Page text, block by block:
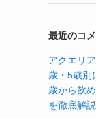
最近のコ
アクエリ
歳・5歳別
歳から飲
を徹底解